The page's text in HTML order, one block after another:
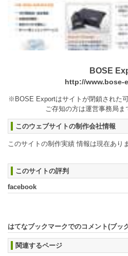
BOSE
http://www.bose-
※BOSE Exportはサイトが閉鎖された
ご存知の方は運営事務局ま
このウェブサイトの制作会社情報
このサイトの制作実績 情報は現在あり
このサイトの評判
facebook
はてなブックマークでのコメント(ブッ
関連するページ